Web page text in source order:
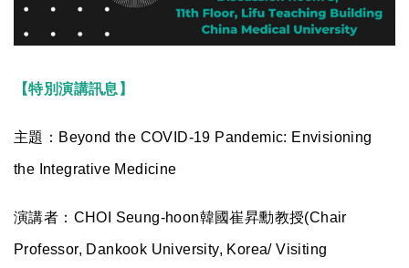
【特別演講訊息】
主題： Beyond the COVID-19 Pandemic: Envisioning
the Integrative Medicine
演講者：CHOI Seung-hoon韓國崔昇勳教授(Chair
Professor, Dankook University, Korea/ Visiting